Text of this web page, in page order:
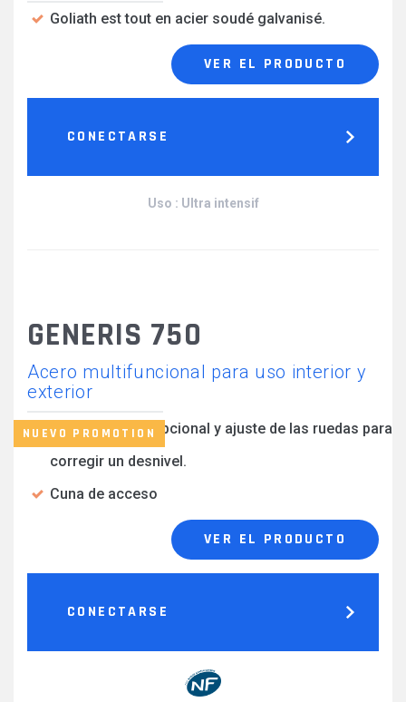
Goliath est tout en acier soudé galvanisé.
VER EL PRODUCTO
CONECTARSE
Uso : Ultra intensif
GENERIS 750
Acero multifuncional para uso interior y
exterior
NUEVO PROMOTION
Kit de escalera opcional y ajuste de las ruedas para
corregir un desnivel.
Cuna de acceso
VER EL PRODUCTO
CONECTARSE